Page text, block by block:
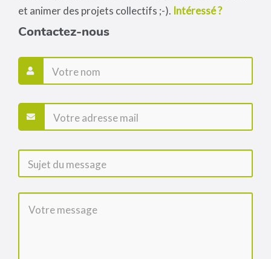
et animer des projets collectifs ;-). Intéressé ?
Contactez-nous